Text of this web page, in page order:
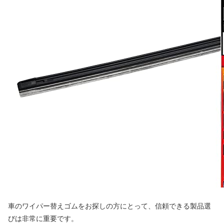
車のワイパー替えゴムをお探しの方にとって、信頼できる製品選
びは非常に重要です。